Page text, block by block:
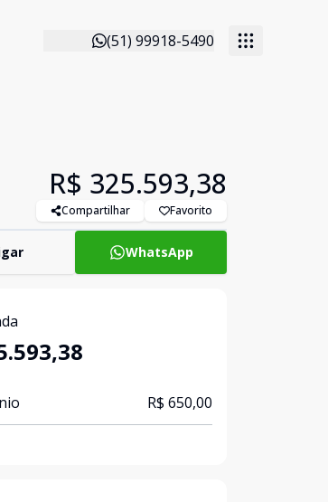
(51) 99918-5490
R$ 325.593,38
Compartilhar Favorito
WhatsApp
R$ 650,00